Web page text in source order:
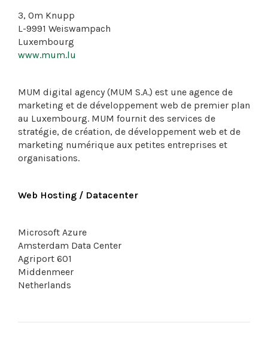
3, Om Knupp
L-9991 Weiswampach
Luxembourg
www.mum.lu
MUM digital agency (MUM S.A.) est une agence de
marketing et de développement web de premier plan
au Luxembourg. MUM fournit des services de
stratégie, de création, de développement web et de
marketing numérique aux petites entreprises et
organisations.
Web Hosting / Datacenter
Microsoft Azure
Amsterdam Data Center
Agriport 601
Middenmeer
Netherlands